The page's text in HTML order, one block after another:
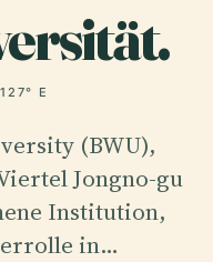
E
(BWU),
Jongno-gu
Institution,
in…